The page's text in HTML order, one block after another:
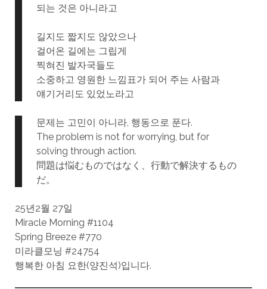
되는 것은 아니라고
길지도 짧지도 않았으나
걸어온 길에는 그립게
찍혀진 발자국들도
소중하고 영원한 느낌표가 되어 주는 사람과
얘기거리도 있었노라고
문제는 고민이 아니라, 행동으로 푼다.
The problem is not for worrying, but for
solving through action.
問題は悩むものではなく、行動で解決するもの
だ。
25년2월 27일
Miracle Morning #1104
Spring Breeze #770
미라클모닝 #24754
행복한 아침 요한(양진석)입니다.